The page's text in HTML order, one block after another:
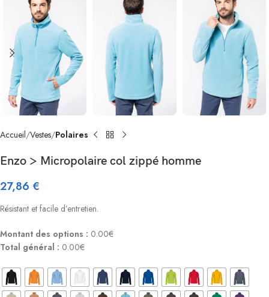
Accueil Vestes Polaires
Enzo > Micropolaire col zippé homme
27,86 €
Résistant et facile d’entretien.
Montant des options : 0.00€
Total général : 0.00€